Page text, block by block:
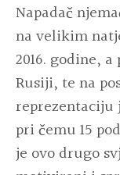
Napadač
na velikim
2016. godine,
Rusiji, te na
reprezentaciju
pri čemu 15
je ovo drugo